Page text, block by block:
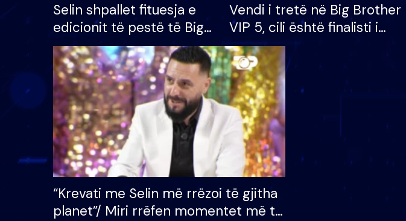
Selin shpallet fituesja e
edicionit të pestë të Big
Brother VIP, rrëmben
çmimin e madh prej 100
mijë eurosh
Vendi i tretë në Big Brother
VIP 5, cili është finalisti i
radhës që lë shtëpinë
“Krevati me Selin më rrëzoi të gjitha
planet”/ Miri rrëfen momentet më të